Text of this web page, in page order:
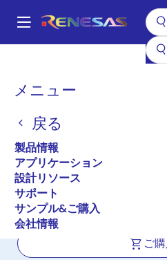
ン
Main
メニュー
戻る
製品情報
アプリケーション
設計リソース
サポート
サンプル&ご購入
会社情報
パ
く
ず
パワー & パワーマネジ
DA9213-A
アクティブ
Multiphase 20A
PMIC
ご